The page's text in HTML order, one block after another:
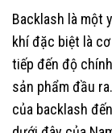
Backlash là một
khí đặc biệt là
tiếp đến độ
sản phẩm đầu
của backlash